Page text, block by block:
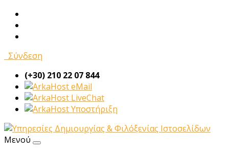
Σύνδεση
(+30) 210 22 07 844
eMail
LiveChat
Υποστήριξη
Μενού